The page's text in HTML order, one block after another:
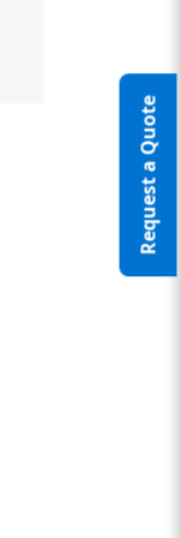
Request a Quote